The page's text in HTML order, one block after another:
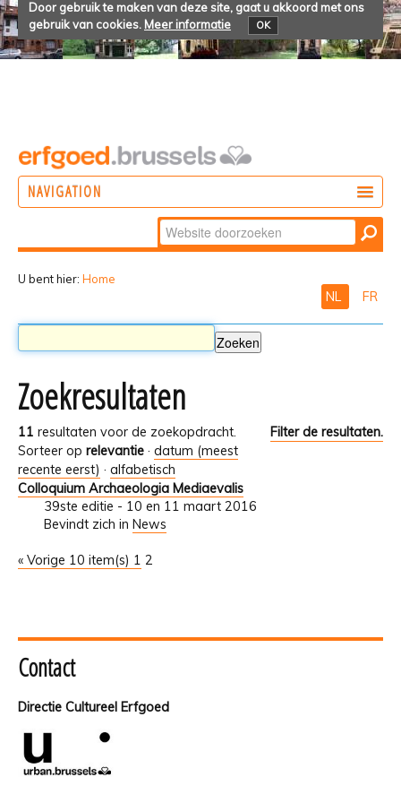
Door gebruik te maken van deze site, gaat u akkoord met ons
gebruik van cookies. Meer informatie OK
NAVIGATION
Zoek
Geavanceerd
U bent hier: Home
NL FR
Zoekresultaten
11 resultaten voor de zoekopdracht.
Filter de resultaten.
Sorteer op relevantie · datum (meest
recente eerst) · alfabetisch
Colloquium Archaeologia Mediaevalis
39ste editie - 10 en 11 maart 2016
Bevindt zich in News
« Vorige 10 item(s) 1 2
Contact
Directie Cultureel Erfgoed